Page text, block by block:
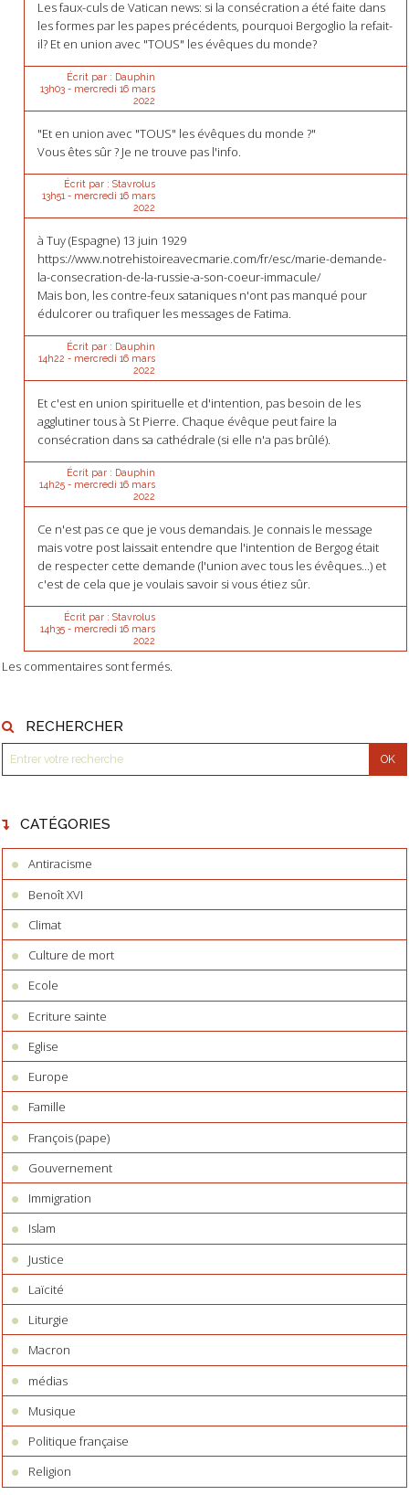
RECHERCHER
CATÉGORIES
Antiracisme
Benoît XVI
Climat
Culture de mort
Ecole
Ecriture sainte
Eglise
Europe
Famille
François (pape)
Gouvernement
Immigration
Islam
Justice
Laïcité
Liturgie
Macron
médias
Musique
Politique française
Religion
Les faux-culs de Vatican news: si la consécration a été faite dans
les formes par les papes précédents, pourquoi Bergoglio la refait-
il? Et en union avec "TOUS" les évêques du monde?
Écrit par : Dauphin
13h03- mercredi 16 mars
2022
"Et en union avec "TOUS" les évêques du monde ?"
Vous êtes sûr ? Je ne trouve pas l'info.
Écrit par : Stavrolus
13h51- mercredi 16 mars
2022
à Tuy (Espagne) 13 juin 1929
https://www.notrehistoireavecmarie.com/fr/esc/marie-demande-
la-consecration-de-la-russie-a-son-coeur-immacule/
Mais bon, les contre-feux sataniques n'ont pas manqué pour
édulcorer ou trafiquer les messages de Fatima.
Écrit par : Dauphin
14h22 - mercredi 16 mars
2022
Et c'est en union spirituelle et d'intention, pas besoin de les
agglutiner tous à St Pierre. Chaque évêque peut faire la
consécration dans sa cathédrale (si elle n'a pas brûlé).
Écrit par : Dauphin
14h25- mercredi 16 mars
2022
Ce n'est pas ce que je vous demandais. Je connais le message
mais votre post laissait entendre que l'intention de Bergog était
de respecter cette demande (l'union avec tous les évêques...) et
c'est de cela que je voulais savoir si vous étiez sûr.
Écrit par : Stavrolus
14h35- mercredi 16 mars
2022
Les commentaires sont fermés.